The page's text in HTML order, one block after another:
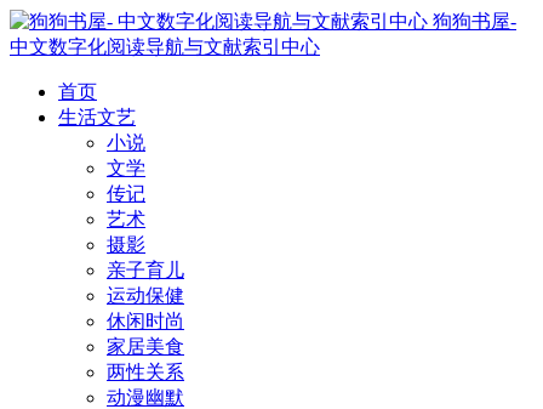
狗狗书屋-
中文数字化阅读导航与文献索引中心
首页
生活文艺
小说
文学
传记
艺术
摄影
亲子育儿
运动保健
休闲时尚
家居美食
两性关系
动漫幽默